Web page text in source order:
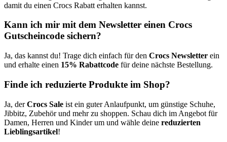
damit du einen Crocs Rabatt erhalten kannst.
Kann ich mir mit dem Newsletter einen Crocs
Gutscheincode sichern?
Ja, das kannst du! Trage dich einfach für den Crocs Newsletter ein
und erhalte einen 15% Rabattcode für deine nächste Bestellung.
Finde ich reduzierte Produkte im Shop?
Ja, derCrocs Sale ist ein guter Anlaufpunkt, um günstige Schuhe,
Jibbitz, Zubehör und mehr zu shoppen. Schau dich im Angebot für
Damen, Herren und Kinder um und wähle deine reduzierten
Lieblingsartikel!